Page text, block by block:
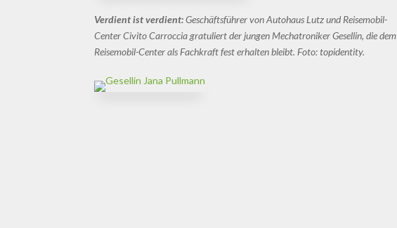
Verdient ist verdient:Geschäftsführer von Autohaus Lutz und Reisemobil-
CenterCivito Carroccia gratuliertder jungen Mechatroniker Gesellin, die dem
Reisemobil-Center als Fachkraft fest erhalten bleibt. Foto: topidentity.